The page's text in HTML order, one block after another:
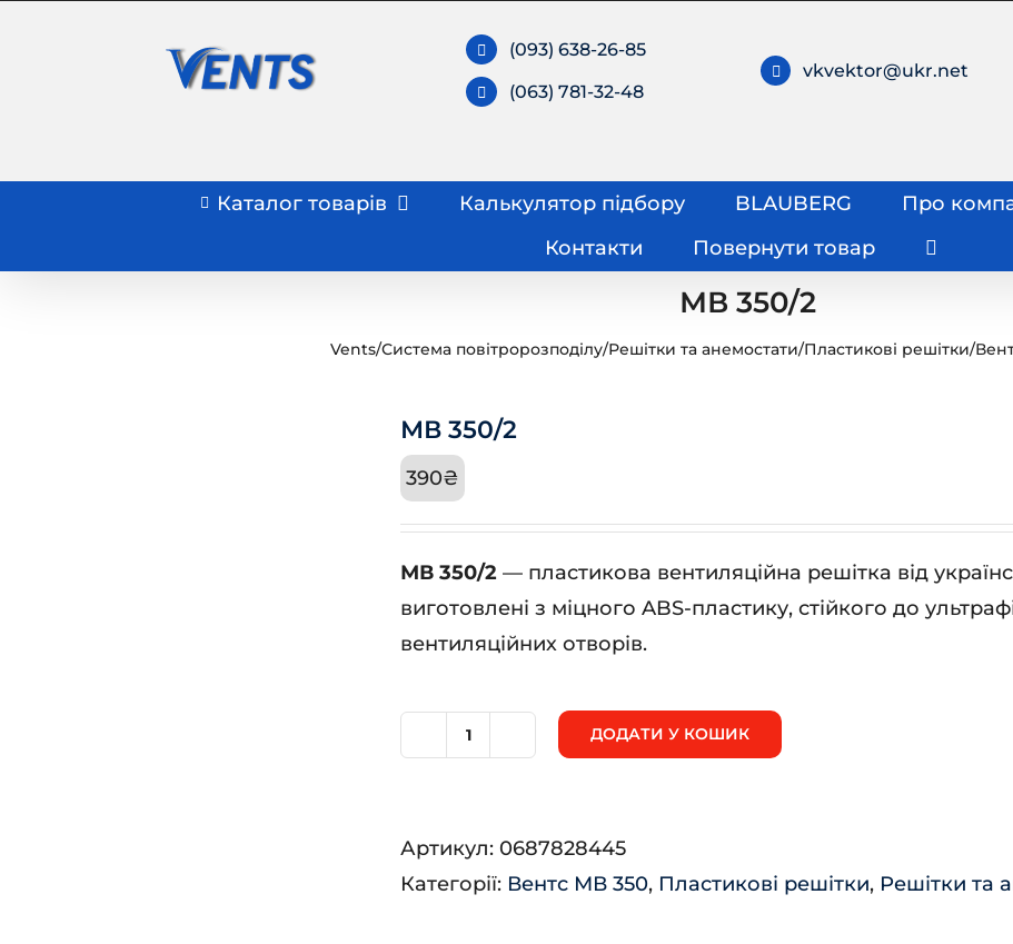
(093) 638-26-85
(063) 781-32-48
vkvektor@ukr.net
Каталог товарів Калькулятор підбору BLAUBERG Про
Контакти
Повернути товар
МВ 350/2
Vents/Система повітророзподілу/Решітки та анемостати/Пластикові решітки/
МВ 350/2
390₴
МВ 350/2 — пластикова вентиляційна решітка від
виготовлені з міцного ABS-пластику, стійкого до
вентиляційних отворів.
ДОДАТИ У КОШИК
Артикул: 0687828445
Категорії: Вентс МВ 350, Пластикові решітки, Решітки та